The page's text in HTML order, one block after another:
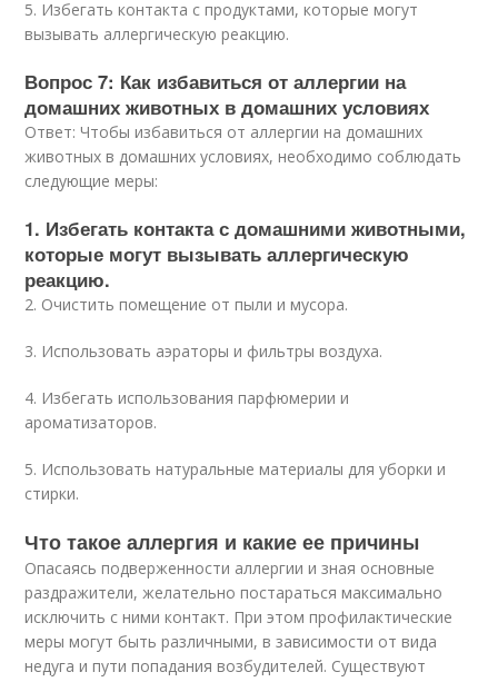
5. Избегать контакта с продуктами, которые могут
вызывать аллергическую реакцию.
Вопрос 7: Как избавиться от аллергии на
домашних животных в домашних условиях
Ответ: Чтобы избавиться от аллергии на домашних
животных в домашних условиях, необходимо соблюдать
следующие меры:
1. Избегать контакта с домашними животными,
которые могут вызывать аллергическую
реакцию.
2. Очистить помещение от пыли и мусора.
3. Использовать аэраторы и фильтры воздуха.
4. Избегать использования парфюмерии и
ароматизаторов.
5. Использовать натуральные материалы для уборки и
стирки.
Что такое аллергия и какие ее причины
Опасаясь подверженности аллергии и зная основные
раздражители, желательно постараться максимально
исключить с ними контакт. При этом профилактические
меры могут быть различными, в зависимости от вида
недуга и пути попадания возбудителей. Существуют